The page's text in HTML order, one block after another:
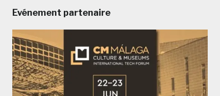
Evénement partenaire